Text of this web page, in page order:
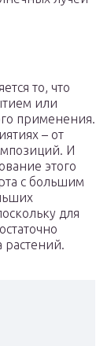
то, что
или
применения.
– от
И
этого
с большим
для
растений.